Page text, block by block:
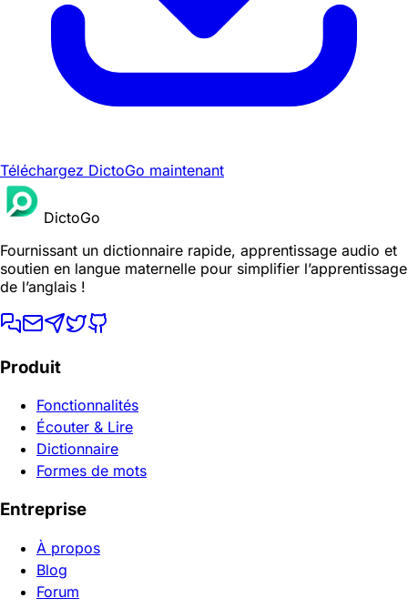
Téléchargez DictoGo maintenant
DictoGo
Fournissant un dictionnaire rapide, apprentissage audio et
soutien en langue maternelle pour simplifier l’apprentissage
de l’anglais !
Produit
Fonctionnalités
Écouter & Lire
Dictionnaire
Formes de mots
Entreprise
À propos
Blog
Forum